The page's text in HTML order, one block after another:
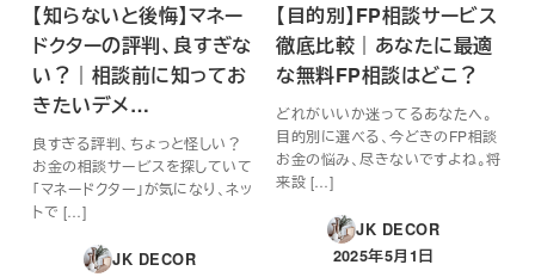
【知らないと後悔】マネー
ドクターの評判、良すぎな
い？｜相談前に知ってお
きたいデメ…
良すぎる評判、ちょっと怪しい？
お金の相談サービスを探していて
「マネードクター」が気になり、ネッ
トで […]
JK DECOR
【目的別】FP相談サービス
徹底比較｜あなたに最適
な無料FP相談はどこ？
どれがいいか迷ってるあなたへ。
目的別に選べる、今どきのFP相談
お金の悩み、尽きないですよね。将
来設 […]
JK DECOR
投稿日
2025年5月1日